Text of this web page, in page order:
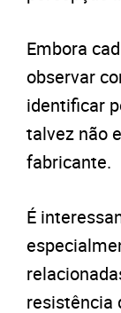
Embora
observar
identificar
talvez não
fabricante.
É
resistência